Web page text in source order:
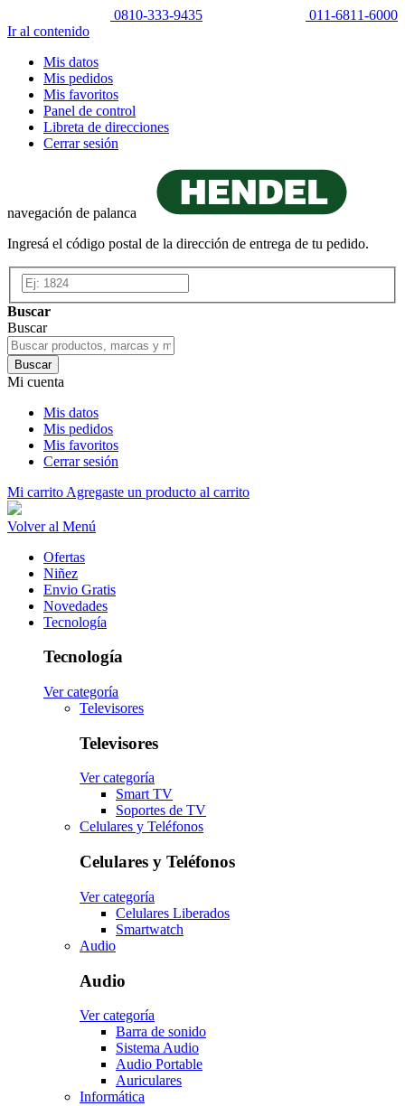
0810-333-9435
011-6811-6000
Ir al contenido
Mis datos
Mis pedidos
Mis favoritos
Panel de control
Libreta de direcciones
Cerrar sesión
navegación de palanca
Ingresá el código postal de la dirección de entrega de tu pedido.
Buscar
Buscar
Buscar
Mi cuenta
Mis datos
Mis pedidos
Mis favoritos
Cerrar sesión
Mi carrito Agregaste un producto al carrito
Volver al Menú
Ofertas
Niñez
Envio Gratis
Novedades
Tecnología
Tecnología
Ver categoría
Televisores
Televisores
Ver categoría
Smart TV
Soportes de TV
Celulares y Teléfonos
Celulares y Teléfonos
Ver categoría
Celulares Liberados
Smartwatch
Audio
Audio
Ver categoría
Barra de sonido
Sistema Audio
Audio Portable
Auriculares
Informática